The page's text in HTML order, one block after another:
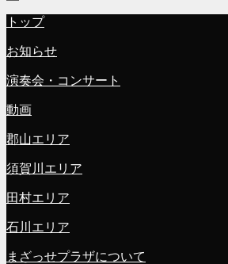
トップ
お知らせ
演奏会・コンサート
動画
郡山エリア
須賀川エリア
田村エリア
石川エリア
まざっせプラザについて